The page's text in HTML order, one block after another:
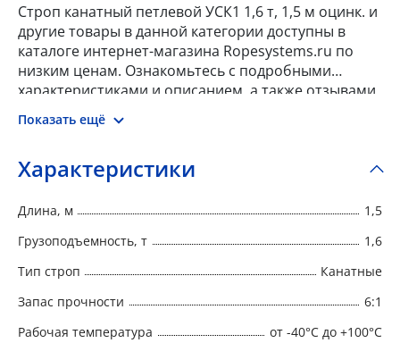
Строп канатный петлевой УСК1 1,6 т, 1,5 м оцинк. и
другие товары в данной категории доступны в
каталоге интернет-магазина Ropesystems.ru по
низким ценам. Ознакомьтесь с подробными
характеристиками и описанием, а также отзывами
о данном товаре, чтобы сделать правильный
выбор и заказать товар онлайн.
Показать ещё
Характеристики
Длина, м
1,5
Грузоподъемность, т
1,6
Тип строп
Канатные
Запас прочности
6:1
Рабочая температура
от -40°C до +100°C